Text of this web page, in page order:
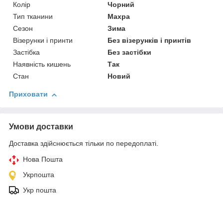
Колір
Чорний
Тип тканини
Махра
Сезон
Зима
Візерунки і принти
Без візерунків і принтів
Застібка
Без застібки
Наявність кишень
Так
Стан
Новий
Приховати
Умови доставки
Доставка здійснюється тільки по передоплаті.
Нова Пошта
Укрпошта
Укр пошта